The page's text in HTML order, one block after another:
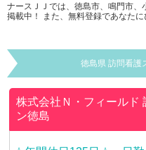
ナースＪＪでは、徳島市、鳴門市
掲載中！ また、無料登録であなた
徳島県 訪問看護
株式会社Ｎ・フィールド
ン徳島